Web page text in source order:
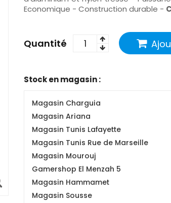
Economique - Construction durable -
Quantité
Stock en magasin :
Magasin Charguia
Magasin Ariana
Magasin Tunis Lafayette
Magasin Tunis Rue de Marseille
Magasin Mourouj
Gamershop El Menzah 5
Magasin Hammamet
Magasin Sousse